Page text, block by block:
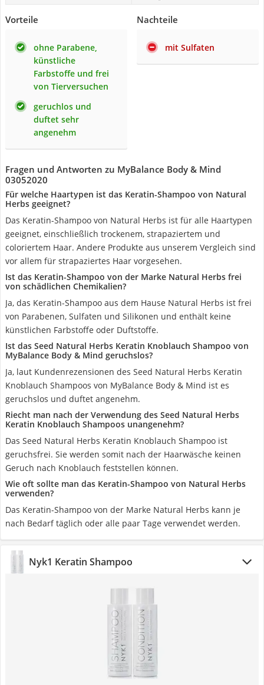
Vorteile
ohne Parabene,
künstliche
Farbstoffe und frei
von Tierversuchen
geruchlos und
duftet sehr
angenehm
Nachteile
mit Sulfaten
Fragen und Antworten zu MyBalance Body & Mind
03052020
Für welche Haartypen ist das Keratin-Shampoo von Natural
Herbs geeignet?
Das Keratin-Shampoo von Natural Herbs ist für alle Haartypen
geeignet, einschließlich trockenem, strapaziertem und
coloriertem Haar. Andere Produkte aus unserem Vergleich sind
vor allem für strapaziertes Haar vorgesehen.
Ist das Keratin-Shampoo von der Marke Natural Herbs frei
von schädlichen Chemikalien?
Ja, das Keratin-Shampoo aus dem Hause Natural Herbs ist frei
von Parabenen, Sulfaten und Silikonen und enthält keine
künstlichen Farbstoffe oder Duftstoffe.
Ist das Seed Natural Herbs Keratin Knoblauch Shampoo von
MyBalance Body & Mind geruchslos?
Ja, laut Kundenrezensionen des Seed Natural Herbs Keratin
Knoblauch Shampoos von MyBalance Body & Mind ist es
geruchslos und duftet angenehm.
Riecht man nach der Verwendung des Seed Natural Herbs
Keratin Knoblauch Shampoos unangenehm?
Das Seed Natural Herbs Keratin Knoblauch Shampoo ist
geruchsfrei. Sie werden somit nach der Haarwäsche keinen
Geruch nach Knoblauch feststellen können.
Wie oft sollte man das Keratin-Shampoo von Natural Herbs
verwenden?
Das Keratin-Shampoo von der Marke Natural Herbs kann je
nach Bedarf täglich oder alle paar Tage verwendet werden.
Nyk1 Keratin Shampoo